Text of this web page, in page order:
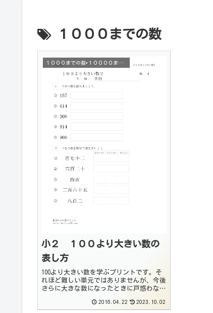
１０００までの数
１０００までの数•１００００までの数
小２ １００より大きい数の
表し方
100より大きい数を学ぶプリントです。そ
れほど難しい単元ではありませんが、今後
さらに大きな数になったときに戸惑わない
ださい。練習問題をダウンロードする画像
2016.04.22 2023.10.02